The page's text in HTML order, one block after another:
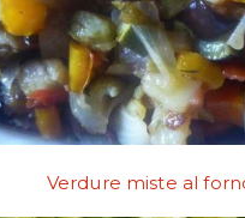
Verdure miste al